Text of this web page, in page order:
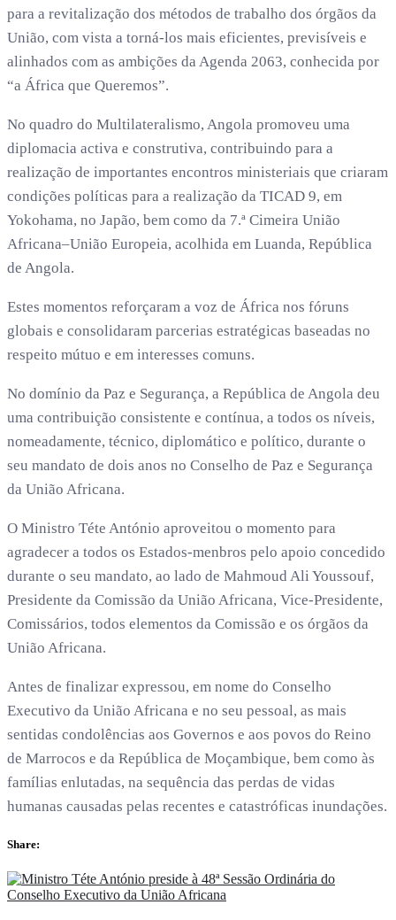
para a revitalização dos métodos de trabalho dos órgãos da
União, com vista a torná-los mais eficientes, previsíveis e
alinhados com as ambições da Agenda 2063, conhecida por
“a África que Queremos”.
No quadro do Multilateralismo, Angola promoveu uma
diplomacia activa e construtiva, contribuindo para a
realização de importantes encontros ministeriais que criaram
condições políticas para a realização da TICAD 9, em
Yokohama, no Japão, bem como da 7.ª Cimeira União
Africana–União Europeia, acolhida em Luanda, República
de Angola.
Estes momentos reforçaram a voz de África nos fóruns
globais e consolidaram parcerias estratégicas baseadas no
respeito mútuo e em interesses comuns.
No domínio da Paz e Segurança, a República de Angola deu
uma contribuição consistente e contínua, a todos os níveis,
nomeadamente, técnico, diplomático e político, durante o
seu mandato de dois anos no Conselho de Paz e Segurança
da União Africana.
O Ministro Téte António aproveitou o momento para
agradecer a todos os Estados-menbros pelo apoio concedido
durante o seu mandato, ao lado de Mahmoud Ali Youssouf,
Presidente da Comissão da União Africana, Vice-Presidente,
Comissários, todos elementos da Comissão e os órgãos da
União Africana.
Antes de finalizar expressou, em nome do Conselho
Executivo da União Africana e no seu pessoal, as mais
sentidas condolências aos Governos e aos povos do Reino
de Marrocos e da República de Moçambique, bem como às
famílias enlutadas, na sequência das perdas de vidas
humanas causadas pelas recentes e catastróficas inundações.
Share: